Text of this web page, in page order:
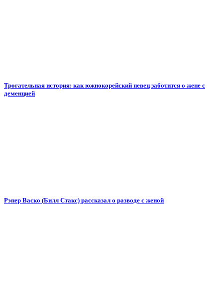
Трогательная история: как южнокорейский певец заботится о жене с
деменцией
Рэпер Васко (Билл Стакс) рассказал о разводе с женой